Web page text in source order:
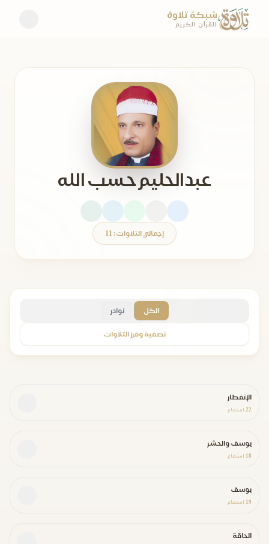
شبكة تلاوة
للقرآن الكريم
عبدالحليم حسب الله
إجمالي التلاوات: 11
الكل نوادر
تصفية وفرز التلاوات
الإنفطار
22 استماع
يوسف والحشر
18 استماع
يوسف
19 استماع
الحاقة